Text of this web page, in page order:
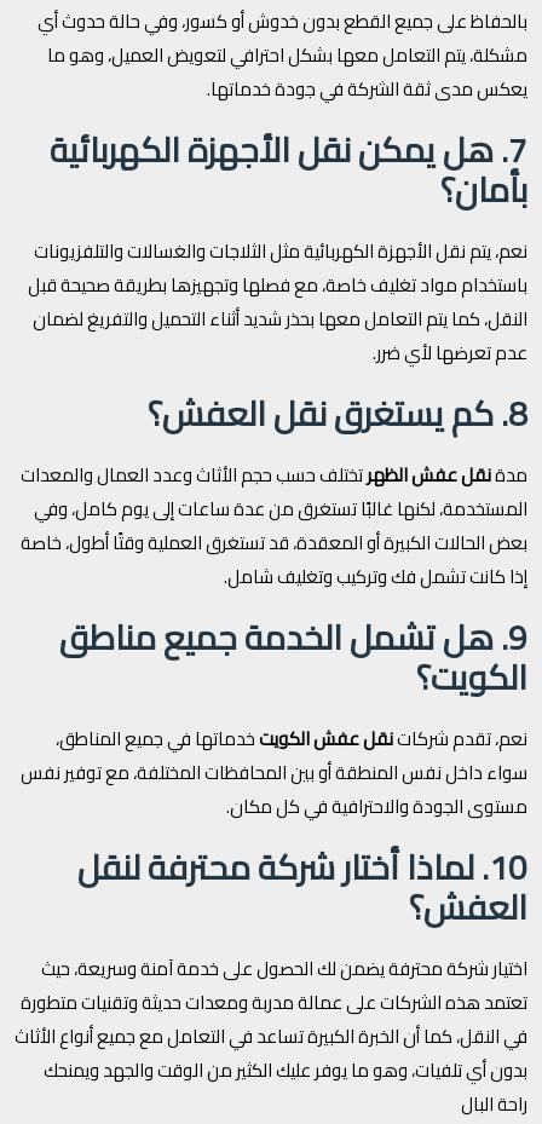
بالحفاظ على جميع القطع بدون خدوش أو كسور، وفي حالة حدوث أي
مشكلة، يتم التعامل معها بشكل احترافي لتعويض العميل، وهو ما
يعكس مدى ثقة الشركة في جودة خدماتها.
7. هل يمكن نقل الأجهزة الكهربائية
بأمان؟
نعم، يتم نقل الأجهزة الكهربائية مثل الثلاجات والغسالات والتلفزيونات
باستخدام مواد تغليف خاصة، مع فصلها وتجهيزها بطريقة صحيحة قبل
النقل، كما يتم التعامل معها بحذر شديد أثناء التحميل والتفريغ لضمان
عدم تعرضها لأي ضرر.
8. كم يستغرق نقل العفش؟
مدةنقل عفش الظهرتختلف حسب حجم الأثاث وعدد العمال والمعدات
المستخدمة، لكنها غالبًا تستغرق من عدة ساعات إلى يوم كامل، وفي
بعض الحالات الكبيرة أو المعقدة، قد تستغرق العملية وقتًا أطول، خاصة
إذا كانت تشمل فك وتركيب وتغليف شامل.
9. هل تشمل الخدمة جميع مناطق
الكويت؟
نعم، تقدم شركاتنقل عفش الكويتخدماتها في جميع المناطق،
سواء داخل نفس المنطقة أو بين المحافظات المختلفة، مع توفير نفس
مستوى الجودة والاحترافية في كل مكان.
10. لماذا أختار شركة محترفة لنقل
العفش؟
اختيار شركة محترفة يضمن لك الحصول على خدمة آمنة وسريعة، حيث
تعتمد هذه الشركات على عمالة مدربة ومعدات حديثة وتقنيات متطورة
في النقل، كما أن الخبرة الكبيرة تساعد في التعامل مع جميع أنواع الأثاث
بدون أي تلفيات، وهو ما يوفر عليك الكثير من الوقت والجهد ويمنحك
راحة البال